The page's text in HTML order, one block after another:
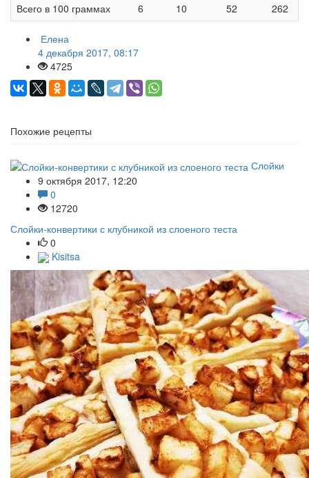
Всего в 100 граммах
6 10 52 262
Елена
4 декабря 2017, 08:17
4725
Похожие рецепты
Слойки
9 октября 2017, 12:20
0
12720
Слойки-конвертики с клубникой из слоеного теста
0
Kisitsa